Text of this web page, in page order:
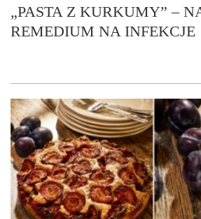
„PASTA Z KURKUMY” –
REMEDIUM NA INFEKCJE